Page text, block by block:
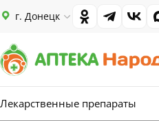
г. Донецк
Лекарственные препараты